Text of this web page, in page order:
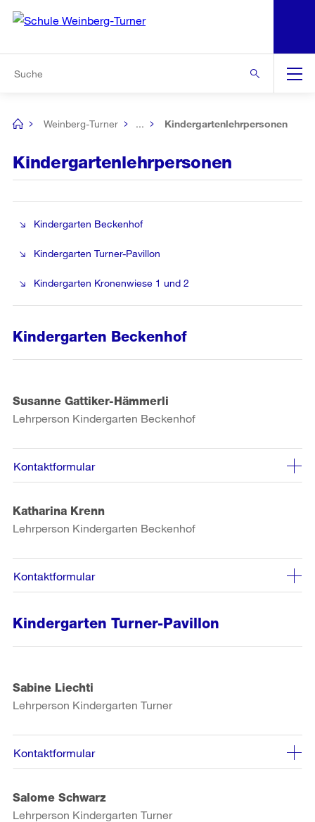
Navigation
[no
Weinberg-Turner ... Kindergartenlehrpersonen
Kindergartenlehrpersonen
Kindergarten Beckenhof
Kindergarten Turner-Pavillon
Kindergarten Kronenwiese 1 und 2
Kindergarten Beckenhof
Susanne Gattiker-Hämmerli
Lehrperson Kindergarten Beckenhof
Kontaktformular
Katharina Krenn
Lehrperson Kindergarten Beckenhof
Kontaktformular
Kindergarten Turner-Pavillon
Sabine Liechti
Lehrperson Kindergarten Turner
Kontaktformular
Salome Schwarz
Lehrperson Kindergarten Turner